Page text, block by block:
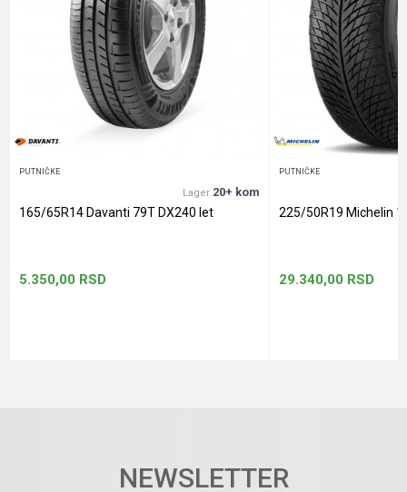
Anti-spam zaštita - izračunajte koliko je 2 + 3 :
PUTNIČKE
Lager 20+ kom
165/65R14 Davanti 79T DX240 let
5.350,00 RSD
PUTNIČKE
225/50R19 Michelin
29.340,00 RSD
NEWSLETTER